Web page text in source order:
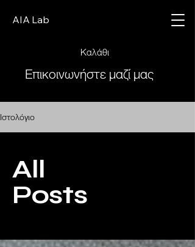
AIA Lab
Καλάθι
Επικοινωνήστε μαζί μας
Ιστολόγιο
All
Posts